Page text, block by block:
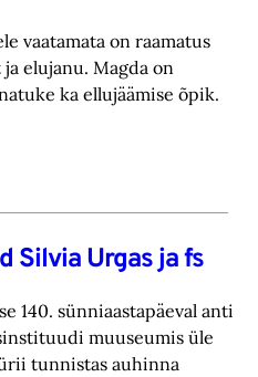
vaatamata on raamatus
elujanu. Magda on
ka ellujäämise õpik.
Silvia Urgas ja fs
140. sünni­aastapäeval anti
muuseumis üle
tunnistas auhinna